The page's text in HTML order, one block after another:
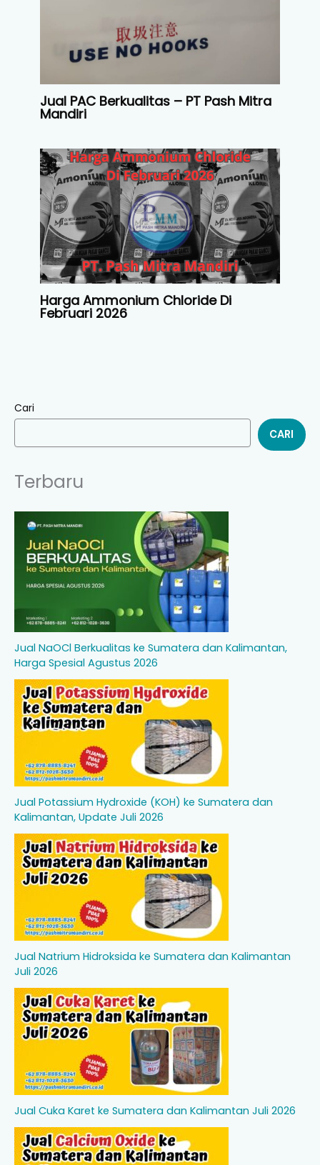
Jual PAC Berkualitas – PT Pash Mitra
Mandiri
Harga Ammonium Chloride Di
Februari 2026
Cari
CARI
Terbaru
Jual NaOCl Berkualitas ke Sumatera dan Kalimantan,
Harga Spesial Agustus 2026
Jual Potassium Hydroxide (KOH) ke Sumatera dan
Kalimantan, Update Juli 2026
Jual Natrium Hidroksida ke Sumatera dan Kalimantan
Juli 2026
Jual Cuka Karet ke Sumatera dan Kalimantan Juli 2026